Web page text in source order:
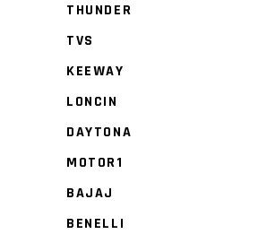
THUNDER
TVS
KEEWAY
LONCIN
DAYTONA
MOTOR1
BAJAJ
BENELLI